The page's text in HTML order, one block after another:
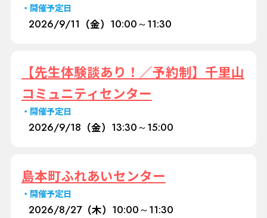
開催予定日
2026/9/11 （金） 10:00～11:30
【先生体験談あり！／予約制】千里山
コミュニティセンター
開催予定日
2026/9/18 （金） 13:30～15:00
島本町ふれあいセンター
開催予定日
2026/8/27（木） 10:00～11:30